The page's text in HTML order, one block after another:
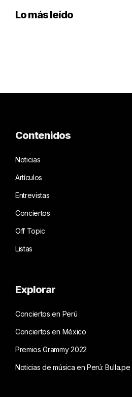
Lo más leído
Contenidos
Noticias
Artículos
Entrevistas
Conciertos
Off Topic
Listas
Explorar
Conciertos en Perú
Conciertos en México
Premios Grammy 2022
Noticias de música en Perú: Bulla.pe